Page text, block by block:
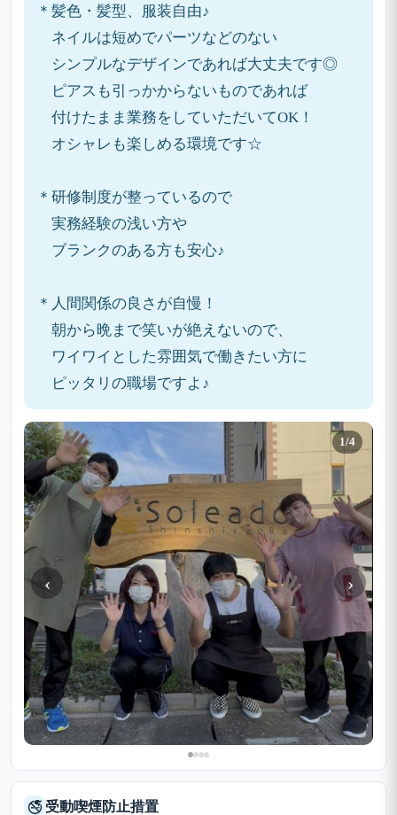
＊髪色・髪型、服装自由♪
ネイルは短めでパーツなどのない
シンプルなデザインであれば大丈夫です◎
ピアスも引っかからないものであれば
付けたまま業務をしていただいてOK！
オシャレも楽しめる環境です☆
＊研修制度が整っているので
実務経験の浅い方や
ブランクのある方も安心♪
＊人間関係の良さが自慢！
朝から晩まで笑いが絶えないので、
ワイワイとした雰囲気で働きたい方に
ピッタリの職場ですよ♪
1/4
‹ ›
🚭 受動喫煙防止措置